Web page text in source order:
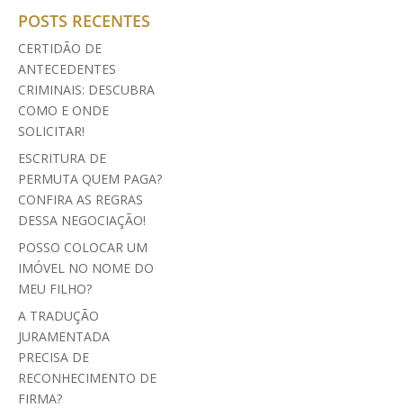
POSTS RECENTES
CERTIDÃO DE
ANTECEDENTES
CRIMINAIS: DESCUBRA
COMO E ONDE
SOLICITAR!
ESCRITURA DE
PERMUTA QUEM PAGA?
CONFIRA AS REGRAS
DESSA NEGOCIAÇÃO!
POSSO COLOCAR UM
IMÓVEL NO NOME DO
MEU FILHO?
A TRADUÇÃO
JURAMENTADA
PRECISA DE
RECONHECIMENTO DE
FIRMA?